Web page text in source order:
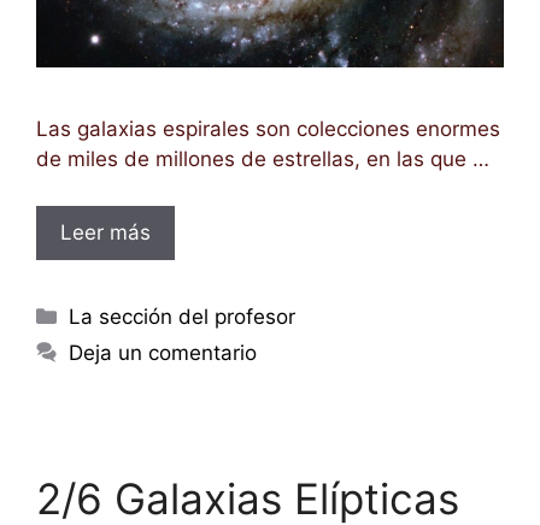
Las galaxias espirales son colecciones enormes
de miles de millones de estrellas, en las que …
Leer más
Categorías
La sección del profesor
Deja un comentario
2/6 Galaxias Elípticas